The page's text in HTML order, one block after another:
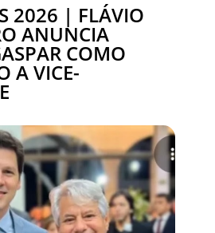
2026 | FLÁVIO
ANUNCIA
COMO
A VICE-